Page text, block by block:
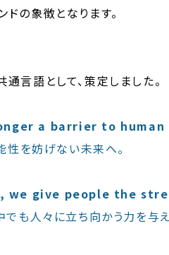
の象徴となります。
言語として、策定しました。
a barrier to human
性を妨げない未来へ。
we give people the
でも人々に立ち向かう力を与え